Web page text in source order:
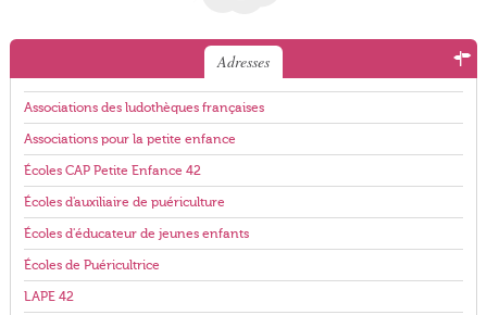
Adresses
Associations des ludothèques françaises
Associations pour la petite enfance
Écoles CAP Petite Enfance 42
Écoles d'auxiliaire de puériculture
Écoles d'éducateur de jeunes enfants
Écoles de Puéricultrice
LAPE 42